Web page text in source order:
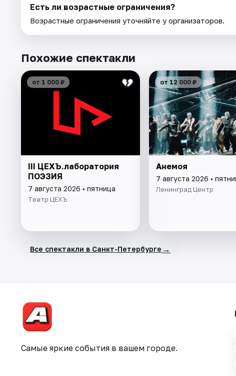
Есть ли возрастные ограничения?
Возрастные ограничения уточняйте у организаторов.
Похожие спектакли
от 1 000 ₽
III ЦЕХЪ.лаборатория
ПОЭЗИЯ
7 августа 2026 • пятница
Театр ЦЕХЪ
от 12 000 ₽
Анемоя
7 августа 2026 •
Ленинград Центр
Все спектакли в Санкт-Петербурге →
Самые яркие события в вашем городе.